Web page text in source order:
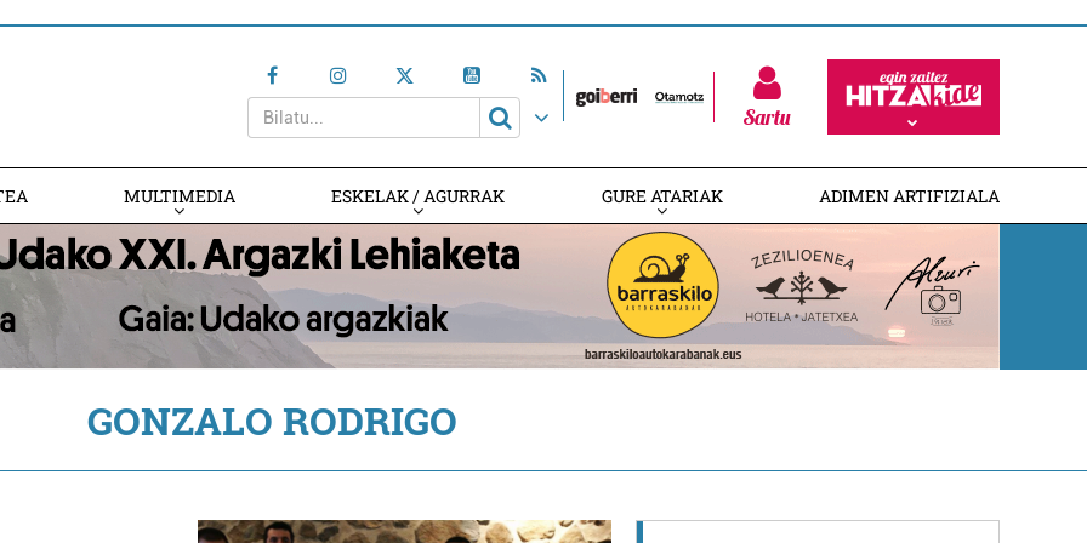
Sartu
MULTIMEDIA ESKELAK / AGURRAK GURE ATARIAK ADIMEN ARTIFIZIALA
GONZALO RODRIGO